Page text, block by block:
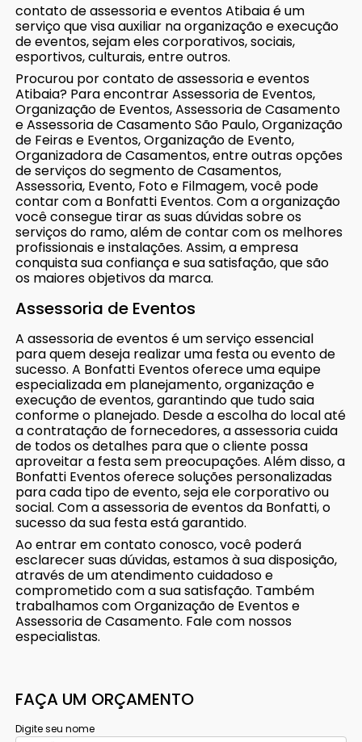
contato de assessoria e eventos Atibaia é um
serviço que visa auxiliar na organização e execução
de eventos, sejam eles corporativos, sociais,
esportivos, culturais, entre outros.
Procurou por contato de assessoria e eventos
Atibaia? Para encontrar Assessoria de Eventos,
Organização de Eventos, Assessoria de Casamento
e Assessoria de Casamento São Paulo, Organização
de Feiras e Eventos, Organização de Evento,
Organizadora de Casamentos, entre outras opções
de serviços do segmento de Casamentos,
Assessoria, Evento, Foto e Filmagem, você pode
contar com a Bonfatti Eventos. Com a organização
você consegue tirar as suas dúvidas sobre os
serviços do ramo, além de contar com os melhores
profissionais e instalações. Assim, a empresa
conquista sua confiança e sua satisfação, que são
os maiores objetivos da marca.
Assessoria de Eventos
A assessoria de eventos é um serviço essencial
para quem deseja realizar uma festa ou evento de
sucesso. A Bonfatti Eventos oferece uma equipe
especializada em planejamento, organização e
execução de eventos, garantindo que tudo saia
conforme o planejado. Desde a escolha do local até
a contratação de fornecedores, a assessoria cuida
de todos os detalhes para que o cliente possa
aproveitar a festa sem preocupações. Além disso, a
Bonfatti Eventos oferece soluções personalizadas
para cada tipo de evento, seja ele corporativo ou
social. Com a assessoria de eventos da Bonfatti, o
sucesso da sua festa está garantido.
Ao entrar em contato conosco, você poderá
esclarecer suas dúvidas, estamos à sua disposição,
através de um atendimento cuidadoso e
comprometido com a sua satisfação. Também
trabalhamos com Organização de Eventos e
Assessoria de Casamento. Fale com nossos
especialistas.
FAÇA UM ORÇAMENTO
Digite seu nome